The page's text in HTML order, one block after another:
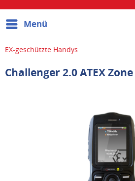
Menü
EX-geschützte Handys
Challenger 2.0 ATEX